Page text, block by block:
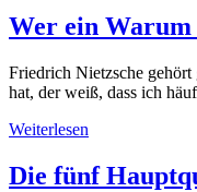
Wer ein Warum
Friedrich Nietzsche
hat, der weiß, dass ich
Weiterlesen
Die fünf